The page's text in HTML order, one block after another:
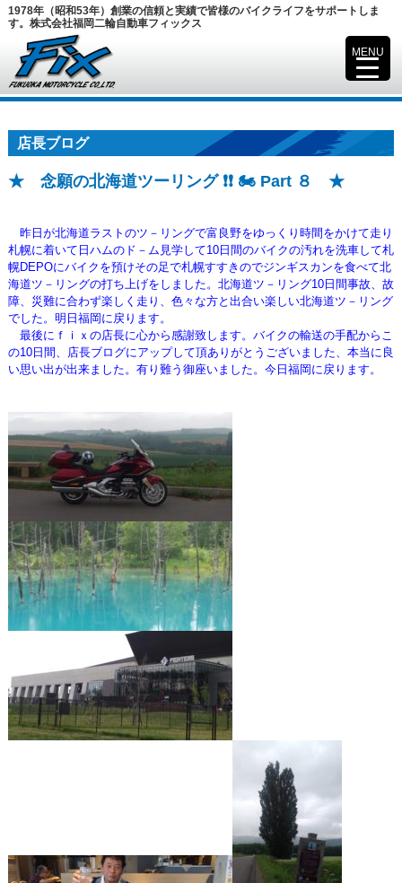
1978年（昭和53年）創業の信頼と実績で皆様のバイクライフをサポートしま
す。株式会社福岡二輪自動車フィックス
店長ブログ
★ 念願の北海道ツーリング ❗❗ 🏍️ Part ８ ★
昨日が北海道ラストのツ－リングで富良野をゆっくり時間をかけて走り
札幌に着いて日ハムのド－ム見学して10日間のバイクの汚れを洗車して札
幌DEPOにバイクを預けその足で札幌すすきのでジンギスカンを食べて北
海道ツ－リングの打ち上げをしました。北海道ツ－リング10日間事故、故
障、災難に合わず楽しく走り、色々な方と出合い楽しい北海道ツ－リング
でした。明日福岡に戻ります。
最後にｆｉｘの店長に心から感謝致します。バイクの輸送の手配から こ
の10日間、店長ブログにアップして頂ありがとうございました、本当に良
い思い出が出来ました。有り難う御座いました。今日福岡に戻ります。
MENU
▼